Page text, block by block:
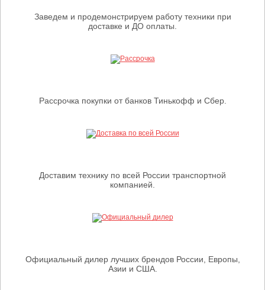
Заведем и продемонстрируем работу техники при
доставке и ДО оплаты.
Рассрочка покупки от банков Тинькофф и Сбер.
Доставим технику по всей России транспортной
компанией.
Официальный дилер лучших брендов России, Европы,
Азии и США.